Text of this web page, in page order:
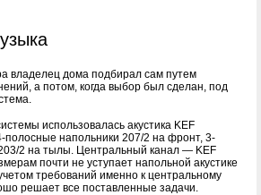
владелец дома подбирал сам путем
а потом, когда выбор был сделан, под
использовалась акустика KEF
напольники 207/2 на фронт, 3-
2 на тылы. Центральный канал — KEF
почти не уступает напольной акустике
требований именно к центральному
решает все поставленные задачи.